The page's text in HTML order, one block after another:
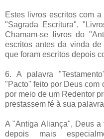
Estes livros escritos com
"Sagrada Escritura",
Chamam-se livros do
escritos antes da vinda
que foram escritos depois
6. A palavra
"Pacto" feito por Deus com
por meio de um Redentor
prestassem fé à sua
A "Antiga Aliança", Deus
depois mais